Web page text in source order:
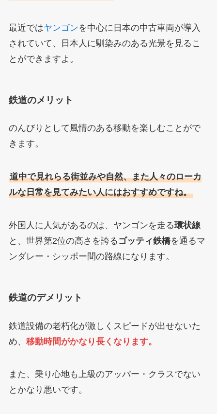
最近ではヤンゴンを中心に日本の中古車両が導入
されていて、日本人に馴染みのある光景を見るこ
とができますよ。
鉄道のメリット
のんびりとして風情のある移動を楽しむことがで
きます。
道中で見れらる街並みや自然、また人々のローカ
ルな日常を見てみたい人にはおすすめですね。
外国人に人気があるのは、ヤンゴンを走る環状線
と、世界第2位の高さを誇る ゴッティ鉄橋を通るマ
ンダレー・シッポー間の路線になります。
鉄道のデメリット
鉄道設備の老朽化が激しくスピードが出せないた
め、 移動時間がかなり長くなります。
また、乗り心地も上級のアッパー・クラスでない
とかなり悪いです。